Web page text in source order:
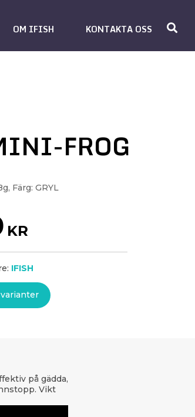
OM IFISH KONTAKTA OSS
FROG
Färg: GRYL
KR
IFISH
på gädda,
Vikt